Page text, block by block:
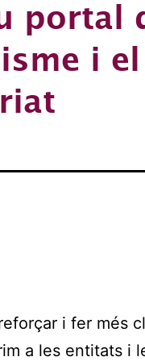
portal
i el
i fer més
a les entitats i